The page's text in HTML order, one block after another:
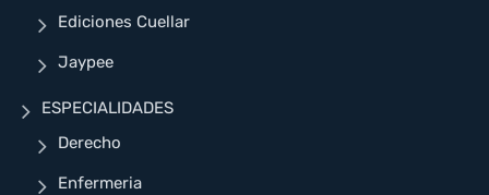
Ediciones Cuellar
Jaypee
ESPECIALIDADES
Derecho
Enfermeria